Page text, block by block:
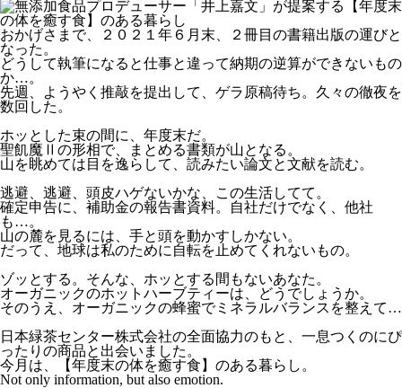
おかげさまで、２０２１年６月末、２冊目の書籍出版の運びと
なった。
どうして執筆になると仕事と違って納期の逆算ができないもの
か…。
先週、ようやく推敲を提出して、ゲラ原稿待ち。久々の徹夜を
数回した。
ホッとした束の間に、年度末だ。
聖飢魔Ⅱの形相で、まとめる書類が山となる。
山を眺めては目を逸らして、読みたい論文と文献を読む。
逃避、逃避、頭皮ハゲないかな、この生活してて。
確定申告に、補助金の報告書資料。自社だけでなく、他社
も…。
山の麓を見るには、手と頭を動かすしかない。
だって、地球は私のために自転を止めてくれないもの。
ゾッとする。そんな、ホッとする間もないあなた。
オーガニックのホットハーブティーは、どうでしょうか。
そのうえ、オーガニックの蜂蜜でミネラルバランスを整えて…
日本緑茶センター株式会社の全面協力のもと、一息つくのにぴ
ったりの商品と出会いました。
今月は、【年度末の体を癒す食】のある暮らし。
Not only information, but also emotion.